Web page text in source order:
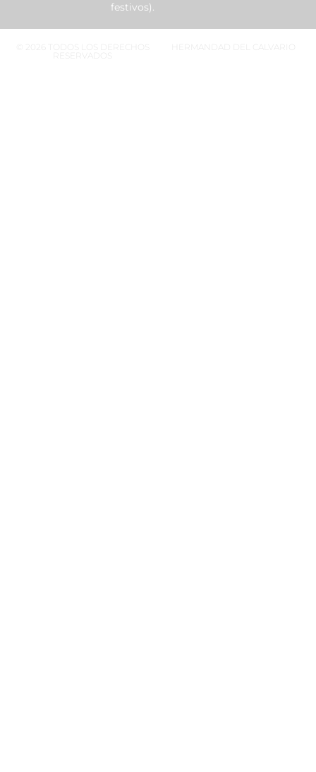
festivos).
HERMANDAD DEL CALVARIO